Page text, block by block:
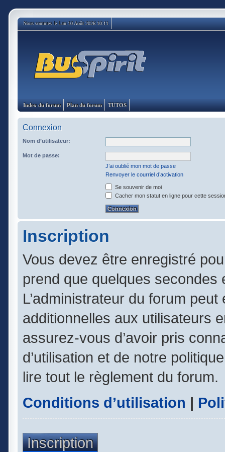
Nous sommes le Lun 10 Août 2026 10:11
Index du forum Plan du forum TUTOS
Connexion
Nom d’utilisateur:
Mot de passe:
J’ai oublié mon mot de passe
Renvoyer le courriel d’activation
Se souvenir de moi
Cacher mon statut en ligne pour cette
Inscription
Vous devez être enregistré
prend que quelques
L’administrateur du forum
additionnelles aux utilisateurs
assurez-vous d’avoir pris
d’utilisation et de notre
lire tout le règlement du forum.
Conditions d’utilisation |
Inscription